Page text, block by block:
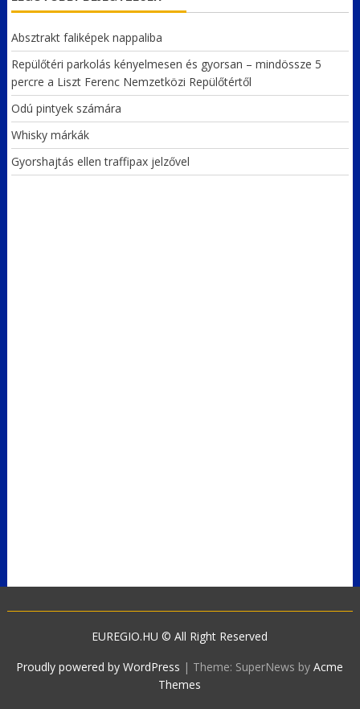
Absztrakt faliképek nappaliba
Repülőtéri parkolás kényelmesen és gyorsan – mindössze 5
percre a Liszt Ferenc Nemzetközi Repülőtértől
Odú pintyek számára
Whisky márkák
Gyorshajtás ellen traffipax jelzővel
EUREGIO.HU © All Right Reserved
Proudly powered by WordPress | Theme: SuperNews byAcme
Themes